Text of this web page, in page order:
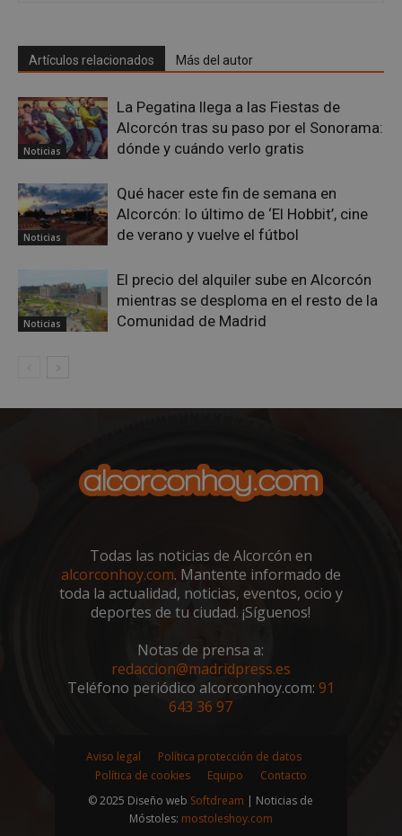
Artículos relacionados Más del autor
Noticias
La Pegatina llega a las Fiestas de
Alcorcón tras su paso por el Sonorama:
dónde y cuándo verlo gratis
Noticias
Qué hacer este fin de semana en
Alcorcón: lo último de ‘El Hobbit’, cine
de verano y vuelve el fútbol
Noticias
El precio del alquiler sube en Alcorcón
mientras se desploma en el resto de la
Comunidad de Madrid
Todas las noticias de Alcorcón en
alcorconhoy.com. Mantente informado de
toda la actualidad, noticias, eventos, ocio y
deportes de tu ciudad. ¡Síguenos!
Notas de prensa a:
redaccion@madridpress.es
Teléfono periódico alcorconhoy.com: 91
643 36 97
Aviso legal
Política protección de datos
Política de cookies
Equipo
Contacto
© 2025 Diseño web Softdream | Noticias de
Móstoles: mostoleshoy.com
VISITOR_PRIVACY_METADATA
sp_t
Spotify Inc.
.spotify.com